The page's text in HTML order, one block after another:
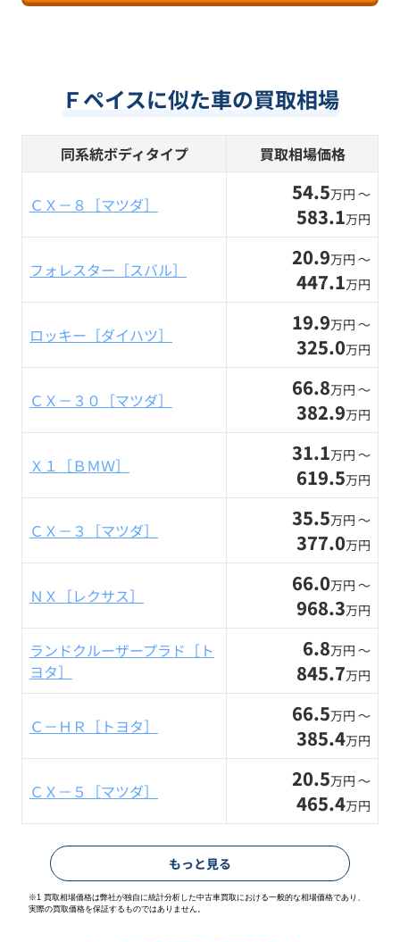
Ｆペイスに似た車の買取相場
同系統ボディタイプ 買取相場価格
ＣＸ－８［マツダ］ 54.5万円 〜
583.1万円
フォレスター［スバル］ 20.9万円 〜
447.1万円
ロッキー［ダイハツ］ 19.9万円 〜
325.0万円
ＣＸ－３０［マツダ］ 66.8万円 〜
382.9万円
Ｘ１［ＢＭＷ］ 31.1万円 〜
619.5万円
ＣＸ－３［マツダ］ 35.5万円 〜
377.0万円
ＮＸ［レクサス］ 66.0万円 〜
968.3万円
ランドクルーザープラド［ト
ヨタ］
6.8万円 〜
845.7万円
Ｃ－ＨＲ［トヨタ］ 66.5万円 〜
385.4万円
ＣＸ－５［マツダ］ 20.5万円 〜
465.4万円
もっと見る
※1 買取相場価格は弊社が独自に統計分析した中古車買取における一般的な相場価格であり、
実際の買取価格を保証するものではありません。